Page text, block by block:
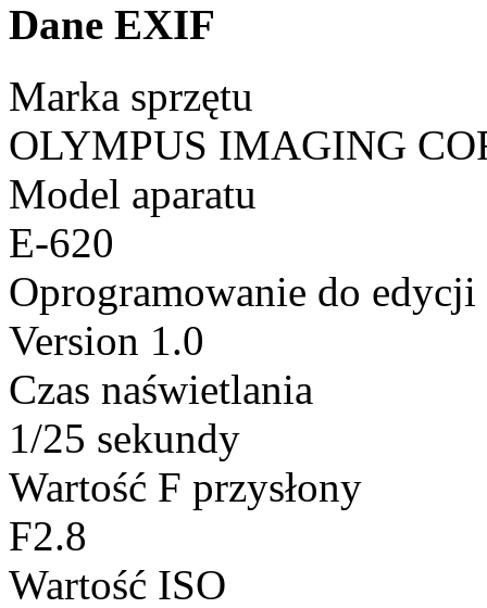
Dane EXIF
Marka sprzętu
OLYMPUS IMAGING
Model aparatu
E-620
Oprogramowanie do edycji
Version 1.0
Czas naświetlania
1/25 sekundy
Wartość F przysłony
F2.8
Wartość ISO